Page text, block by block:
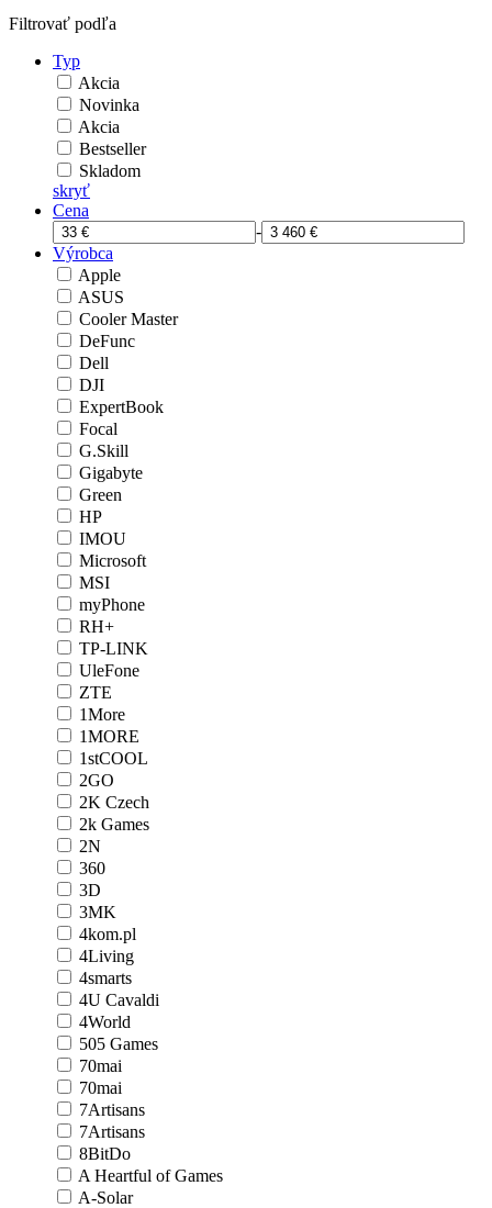
Filtrovať podľa
Typ
Akcia
Novinka
Akcia
Bestseller
Skladom
skryť
Cena
-
Výrobca
Apple
ASUS
Cooler Master
DeFunc
Dell
DJI
ExpertBook
Focal
G.Skill
Gigabyte
Green
HP
IMOU
Microsoft
MSI
myPhone
RH+
TP-LINK
UleFone
ZTE
1More
1MORE
1stCOOL
2GO
2K Czech
2k Games
2N
360
3D
3MK
4kom.pl
4Living
4smarts
4U Cavaldi
4World
505 Games
70mai
70mai
7Artisans
7Artisans
8BitDo
A Heartful of Games
A-Solar